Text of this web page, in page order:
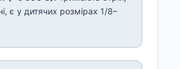
є у дитячих розмірах 1/8–